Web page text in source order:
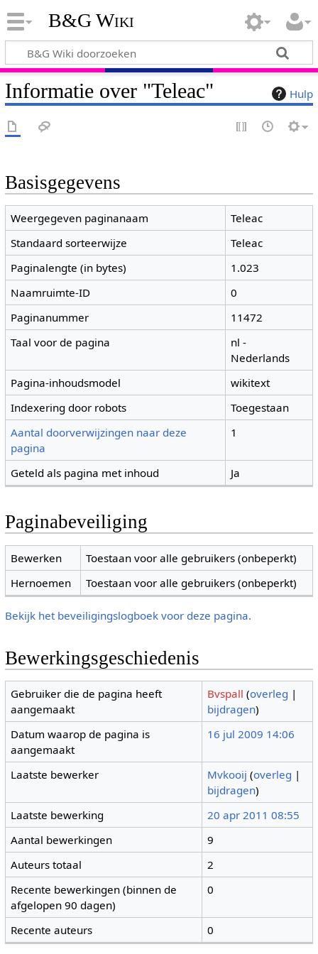
B&G Wiki
Hulp
Informatie over "Teleac"
Basisgegevens
Weergegeven paginanaam
Teleac
Standaard sorteerwijze
Teleac
Paginalengte (in bytes)
1.023
Naamruimte-ID
0
Paginanummer
11472
Taal voor de pagina
nl -
Nederlands
Pagina-inhoudsmodel
wikitext
Indexering door robots
Toegestaan
Aantal doorverwijzingen naar deze
pagina
1
Geteld als pagina met inhoud Ja
Paginabeveiliging
Bewerken
Toestaan voor alle gebruikers (onbeperkt)
Hernoemen
Toestaan voor alle gebruikers (onbeperkt)
Bekijk het beveiligingslogboek voor deze pagina.
Bewerkingsgeschiedenis
Gebruiker die de pagina heeft
aangemaakt
Bvspall (overleg |
bijdragen)
Datum waarop de pagina is
aangemaakt
16 jul 2009 14:06
Laatste bewerker Mvkooij (overleg |
bijdragen)
Laatste bewerking
20 apr 2011 08:55
Aantal bewerkingen
9
Auteurs totaal
2
Recente bewerkingen (binnen de
afgelopen 90 dagen)
0
Recente auteurs 0